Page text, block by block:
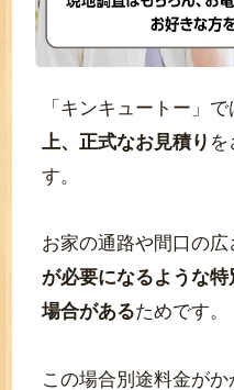
「キンキュートー」で
上、正式なお見積り を
す。
お家の通路や間口の広
が必要になるような
場合があるためです。
この場合別途料金が